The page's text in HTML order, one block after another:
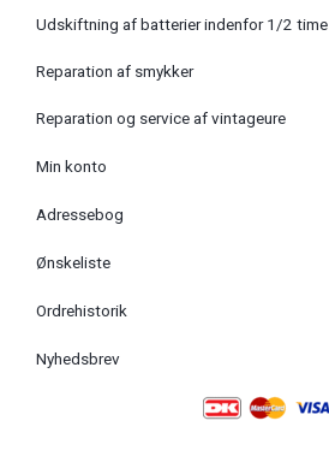
Udskiftning af batterier indenfor 1/2 time
Reparation af smykker
Reparation og service af vintageure
Min konto
Adressebog
Ønskeliste
Ordrehistorik
Nyhedsbrev